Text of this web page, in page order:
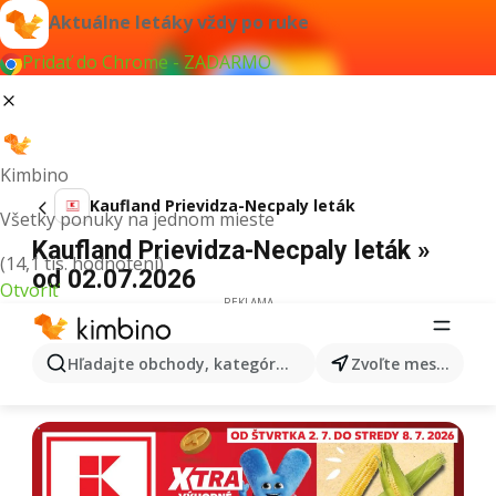
Aktuálne letáky vždy po ruke
Pridať do Chrome - ZADARMO
Kimbino
Všetky ponuky na jednom mieste
(14,1 tis. hodnotení)
Otvoriť
Hľadajte obchody, kategórie, produkty... Zvoľte mesto
Kaufland Prievidza-Necpaly leták
Kaufland Prievidza-Necpaly leták »
od 02.07.2026
REKLAMA